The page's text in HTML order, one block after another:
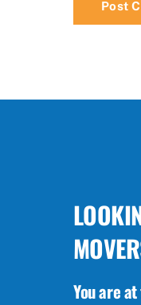
You are